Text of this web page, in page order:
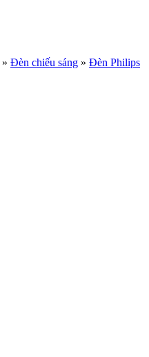
» Đèn chiếu sáng » Đèn Philips